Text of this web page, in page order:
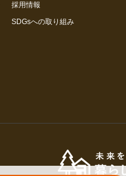
採用情報
SDGsへの取り組み